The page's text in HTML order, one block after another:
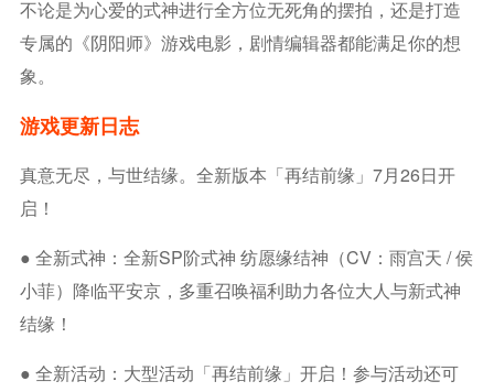
不论是为心爱的式神进行全方位无死角的摆拍，还是打造
专属的《阴阳师》游戏电影，剧情编辑器都能满足你的想
象。
游戏更新日志
真意无尽，与世结缘。全新版本「再结前缘」7月26日开
启！
● 全新式神：全新SP阶式神 纺愿缘结神（CV：雨宫天 / 侯
小菲）降临平安京，多重召唤福利助力各位大人与新式神
结缘！
● 全新活动：大型活动「再结前缘」开启！参与活动还可